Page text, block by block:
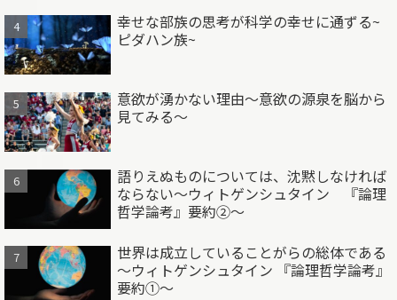
幸せな部族の思考が科学の幸せに通ずる~
ピダハン族~
意欲が湧かない理由～意欲の源泉を脳から
見てみる～
語りえぬものについては、沈黙しなければ
ならない～ウィトゲンシュタイン 『論理
哲学論考』要約②～
世界は成立していることがらの総体である
～ウィトゲンシュタイン 『論理哲学論考』
要約①～